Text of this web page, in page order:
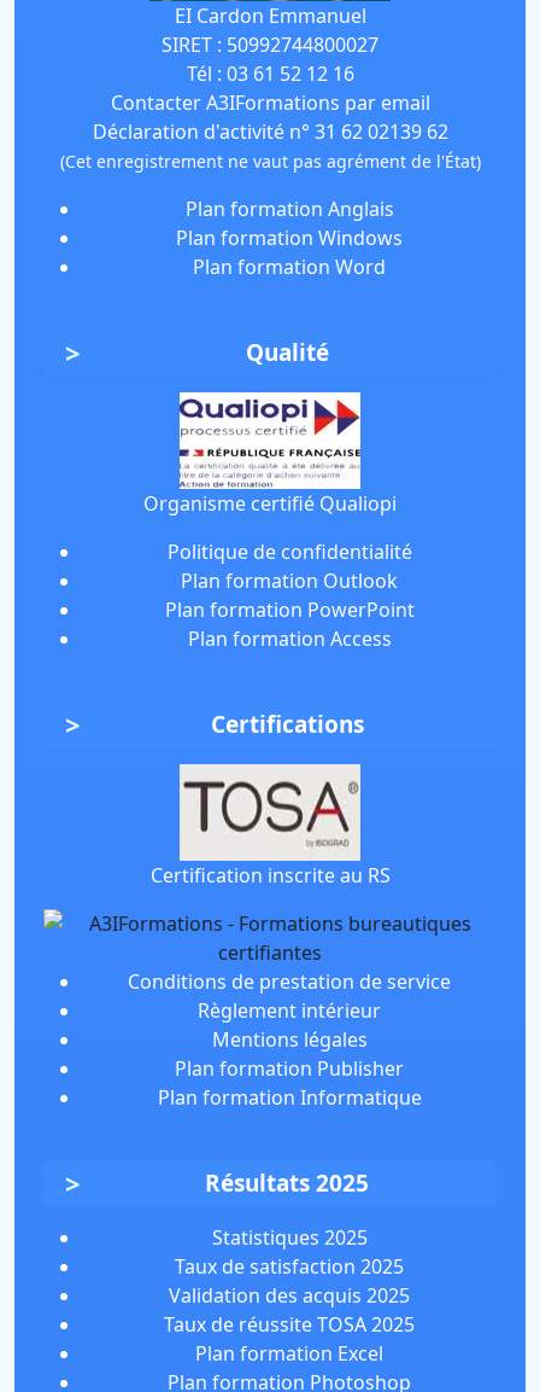
EI Cardon Emmanuel
SIRET : 50992744800027
Tél : 03 61 52 12 16
Contacter A3IFormations par email
Déclaration d'activité n° 31 62 02139 62
(Cet enregistrement ne vaut pas agrément de l'État)
Plan formation Anglais
Plan formation Windows
Plan formation Word
Qualité
Organisme certifié Qualiopi
Politique de confidentialité
Plan formation Outlook
Plan formation PowerPoint
Plan formation Access
Certifications
Certification inscrite au RS
Conditions de prestation de service
Règlement intérieur
Mentions légales
Plan formation Publisher
Plan formation Informatique
Résultats 2025
Statistiques 2025
Taux de satisfaction 2025
Validation des acquis 2025
Taux de réussite TOSA 2025
Plan formation Excel
Plan formation Photoshop